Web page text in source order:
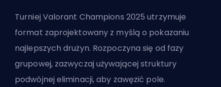
Turniej Valorant Champions 2025 utrzymuje
format zaprojektowany z myślą o pokazaniu
najlepszych drużyn. Rozpoczyna się od fazy
grupowej, zazwyczaj używającej struktury
podwójnej eliminacji, aby zawęzić pole.